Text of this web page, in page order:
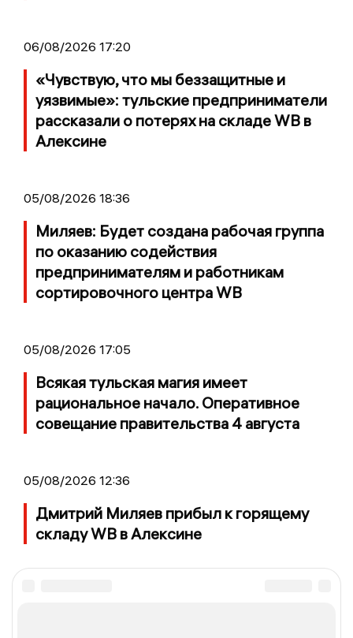
06/08/2026 17:20
«Чувствую, что мы беззащитные и
уязвимые»: тульские предприниматели
рассказали о потерях на складе WB в
Алексине
05/08/2026 18:36
Миляев: Будет создана рабочая группа
по оказанию содействия
предпринимателям и работникам
сортировочного центра WB
05/08/2026 17:05
Всякая тульская магия имеет
рациональное начало. Оперативное
совещание правительства 4 августа
05/08/2026 12:36
Дмитрий Миляев прибыл к горящему
складу WB в Алексине